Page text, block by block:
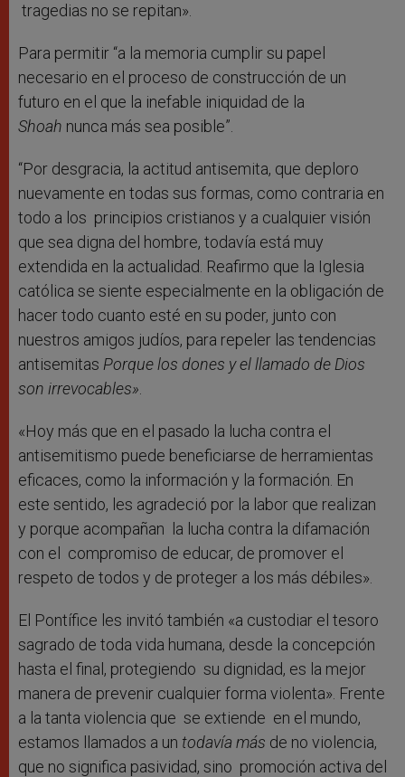
tragedias no se repitan».
Para permitir “a la memoria cumplir su papel
necesario en el proceso de construcción de un
futuro en el que la inefable iniquidad de la
Shoah nunca más sea posible”.
“Por desgracia, la actitud antisemita, que deploro
nuevamente en todas sus formas, como contraria en
todo a los principios cristianos y a cualquier visión
que sea digna del hombre, todavía está muy
extendida en la actualidad. Reafirmo que la Iglesia
católica se siente especialmente en la obligación de
hacer todo cuanto esté en su poder, junto con
nuestros amigos judíos, para repeler las tendencias
antisemitas Porque los dones y el llamado de Dios
son irrevocables»
«Hoy más que en el pasado la lucha contra el
antisemitismo puede beneficiarse de herramientas
eficaces, como la información y la formación. En
este sentido, les agradeció por la labor que realizan
y porque acompañan la lucha contra la difamación
con el compromiso de educar, de promover el
respeto de todos y de proteger a los más débiles».
El Pontífice les invitó también «a custodiar el tesoro
sagrado de toda vida humana, desde la concepción
hasta el final, protegiendo su dignidad, es la mejor
manera de prevenir cualquier forma violenta». Frente
a la tanta violencia que se extiende en el mundo,
estamos llamados a un todavía más de no violencia,
que no significa pasividad, sino promoción activa del